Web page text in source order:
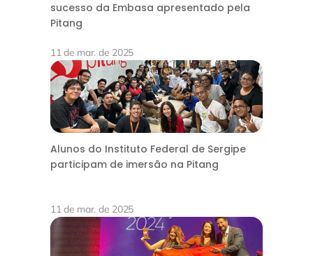
sucesso da Embasa apresentado pela
Pitang
11 de mar. de 2025
Alunos do Instituto Federal de Sergipe
participam de imersão na Pitang
11 de mar. de 2025